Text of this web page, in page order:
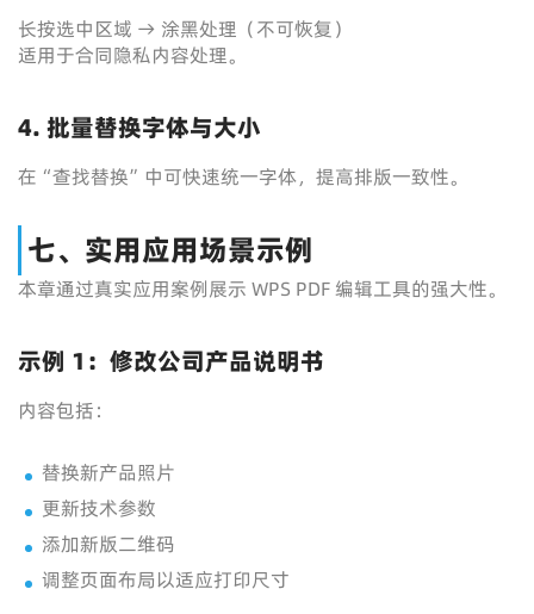
长按选中区域 → 涂黑处理（不可恢复）
适用于合同隐私内容处理。
4. 批量替换字体与大小
在“查找替换”中可快速统一字体，提高排版一致性。
七、实用应用场景示例
本章通过真实应用案例展示 WPS PDF 编辑工具的强大性。
示例 1：修改公司产品说明书
内容包括：
替换新产品照片
更新技术参数
添加新版二维码
调整页面布局以适应打印尺寸